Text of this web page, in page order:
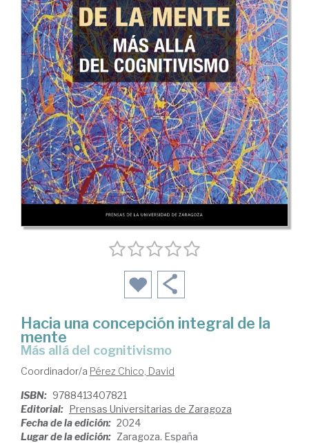
Hacia una concepción integral de la
mente
Más allá del cognitivismo
Coordinador/a Pérez Chico, David
ISBN: 9788413407821
Editorial: Prensas Universitarias de Zaragoza
Fecha de la edición: 2024
Lugar de la edición: Zaragoza. España